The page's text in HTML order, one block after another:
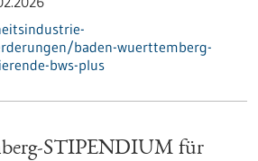
baden-wuerttemberg-
bws-plus
STIPENDIUM für